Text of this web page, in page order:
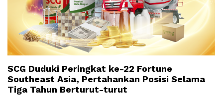
SCG Duduki Peringkat ke-22 Fortune
Southeast Asia, Pertahankan Posisi Selama
Tiga Tahun Berturut-turut